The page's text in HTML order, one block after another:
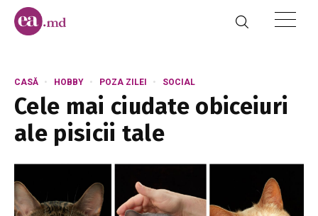
CASĂ HOBBY POZA ZILEI SOCIAL
Cele mai ciudate obiceiuri
ale pisicii tale